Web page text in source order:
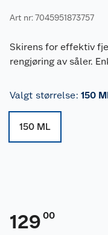
Art nr: 7045951873757
Skirens for effektiv
rengjøring av såler.
Valgt størrelse: 150
150 ML
129 00